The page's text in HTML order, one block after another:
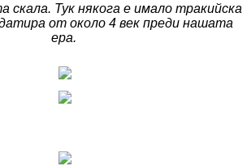
скала. Тук някога е имало тракийска
от около 4 век преди нашата
ера.